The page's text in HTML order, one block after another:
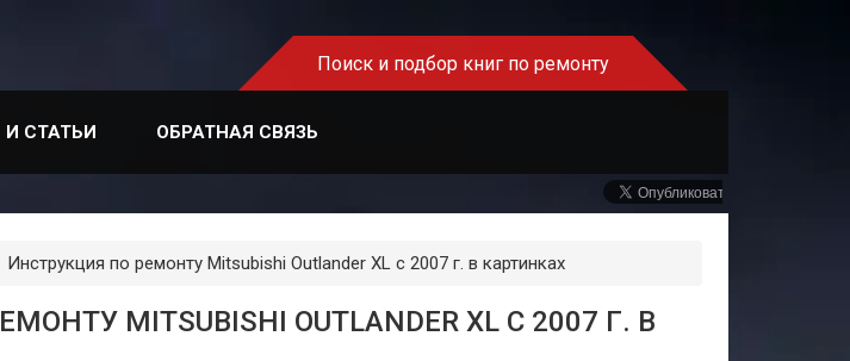
Поиск и подбор книг по ремонту
СТАТЬИ ОБРАТНАЯ СВЯЗЬ
Инструкция по ремонту Mitsubishi Outlander XL с 2007 г. в картинках
MITSUBISHI OUTLANDER XL С 2007 Г. В